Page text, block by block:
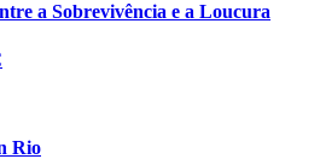
a Sobrevivência e a Loucura
Rio